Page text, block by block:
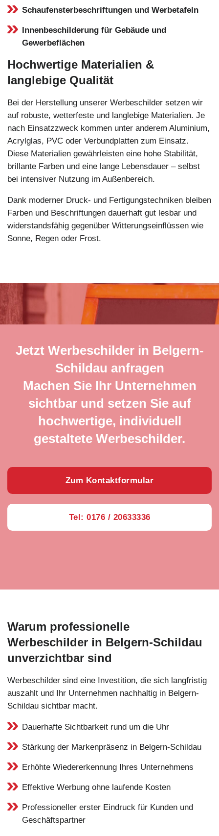
Schaufensterbeschriftungen und Werbetafeln
Innenbeschilderung für Gebäude und
Gewerbeflächen
Hochwertige Materialien &
langlebige Qualität
Bei der Herstellung unserer Werbeschilder setzen wir
auf robuste, wetterfeste und langlebige Materialien. Je
nach Einsatzzweck kommen unter anderem Aluminium,
Acrylglas, PVC oder Verbundplatten zum Einsatz.
Diese Materialien gewährleisten eine hohe Stabilität,
brillante Farben und eine lange Lebensdauer – selbst
bei intensiver Nutzung im Außenbereich.
Dank moderner Druck- und Fertigungstechniken bleiben
Farben und Beschriftungen dauerhaft gut lesbar und
widerstandsfähig gegenüber Witterungseinflüssen wie
Sonne, Regen oder Frost.
Jetzt Werbeschilder in Belgern-
Schildau anfragen
Machen Sie Ihr Unternehmen
sichtbar und setzen Sie auf
hochwertige, individuell
gestaltete Werbeschilder.
Zum Kontaktformular
Tel: 0176 / 20633336
Warum professionelle
Werbeschilder in Belgern-Schildau
unverzichtbar sind
Werbeschilder sind eine Investition, die sich langfristig
auszahlt und Ihr Unternehmen nachhaltig in Belgern-
Schildau sichtbar macht.
Dauerhafte Sichtbarkeit rund um die Uhr
Stärkung der Markenpräsenz in Belgern-Schildau
Erhöhte Wiedererkennung Ihres Unternehmens
Effektive Werbung ohne laufende Kosten
Professioneller erster Eindruck für Kunden und
Geschäftspartner